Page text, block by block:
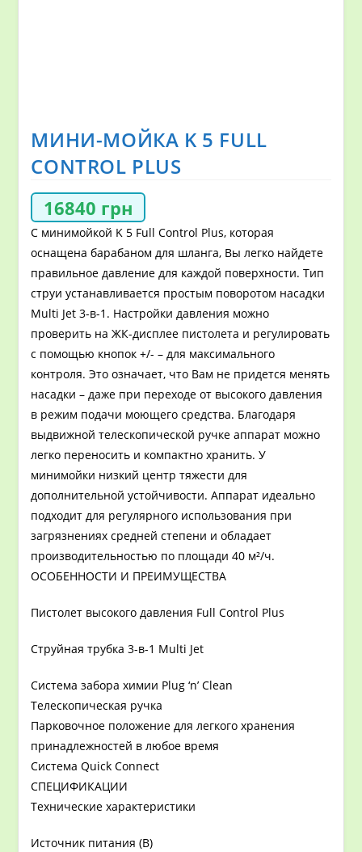
МИНИ-МОЙКА K 5 FULL
CONTROL PLUS
16840 грн
С минимойкой K 5 Full Control Plus, которая
оснащена барабаном для шланга, Вы легко найдете
правильное давление для каждой поверхности. Тип
струи устанавливается простым поворотом насадки
Multi Jet 3-в-1. Настройки давления можно
проверить на ЖК-дисплее пистолета и регулировать
с помощью кнопок +/- – для максимального
контроля. Это означает, что Вам не придется менять
насадки – даже при переходе от высокого давления
в режим подачи моющего средства. Благодаря
выдвижной телескопической ручке аппарат можно
легко переносить и компактно хранить. У
минимойки низкий центр тяжести для
дополнительной устойчивости. Аппарат идеально
подходит для регулярного использования при
загрязнениях средней степени и обладает
производительностью по площади 40 м²/ч.
ОСОБЕННОСТИ И ПРЕИМУЩЕСТВА
Пистолет высокого давления Full Control Plus
Струйная трубка 3-в-1 Multi Jet
Система забора химии Plug ‘n’ Clean
Телескопическая ручка
Парковочное положение для легкого хранения
принадлежностей в любое время
Система Quick Connect
СПЕЦИФИКАЦИИ
Технические характеристики
Источник питания (В)